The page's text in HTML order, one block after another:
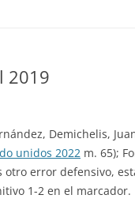
2019
Demichelis,
unidos 2022 m. 65);
error defensivo,
1-2 en el marcador.